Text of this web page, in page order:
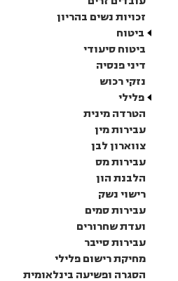
זכויות נשים בהריון
ביטוח
ביטוח סיעודי
דיני פנסיה
נזקי רכוש
פלילי
הטרדה מינית
עבירות מין
צווארון לבן
עבירות מס
הלבנת הון
רישוי נשק
עבירות סמים
ועדת שחרורים
עבירות סייבר
מחיקת רישום פלילי
הסגרה ופשיעה בינלאומית